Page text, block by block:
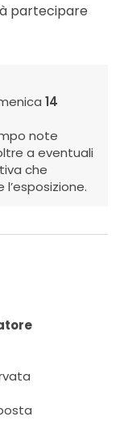
partecipare
14
note
a eventuali
che